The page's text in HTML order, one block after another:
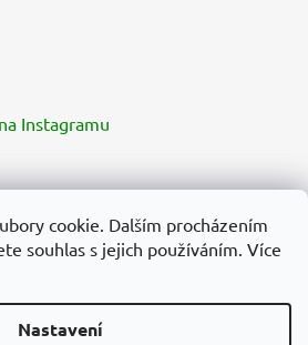
cookie. Dalším procházením
souhlas s jejich používáním. Více
Nastavení
Instagramu